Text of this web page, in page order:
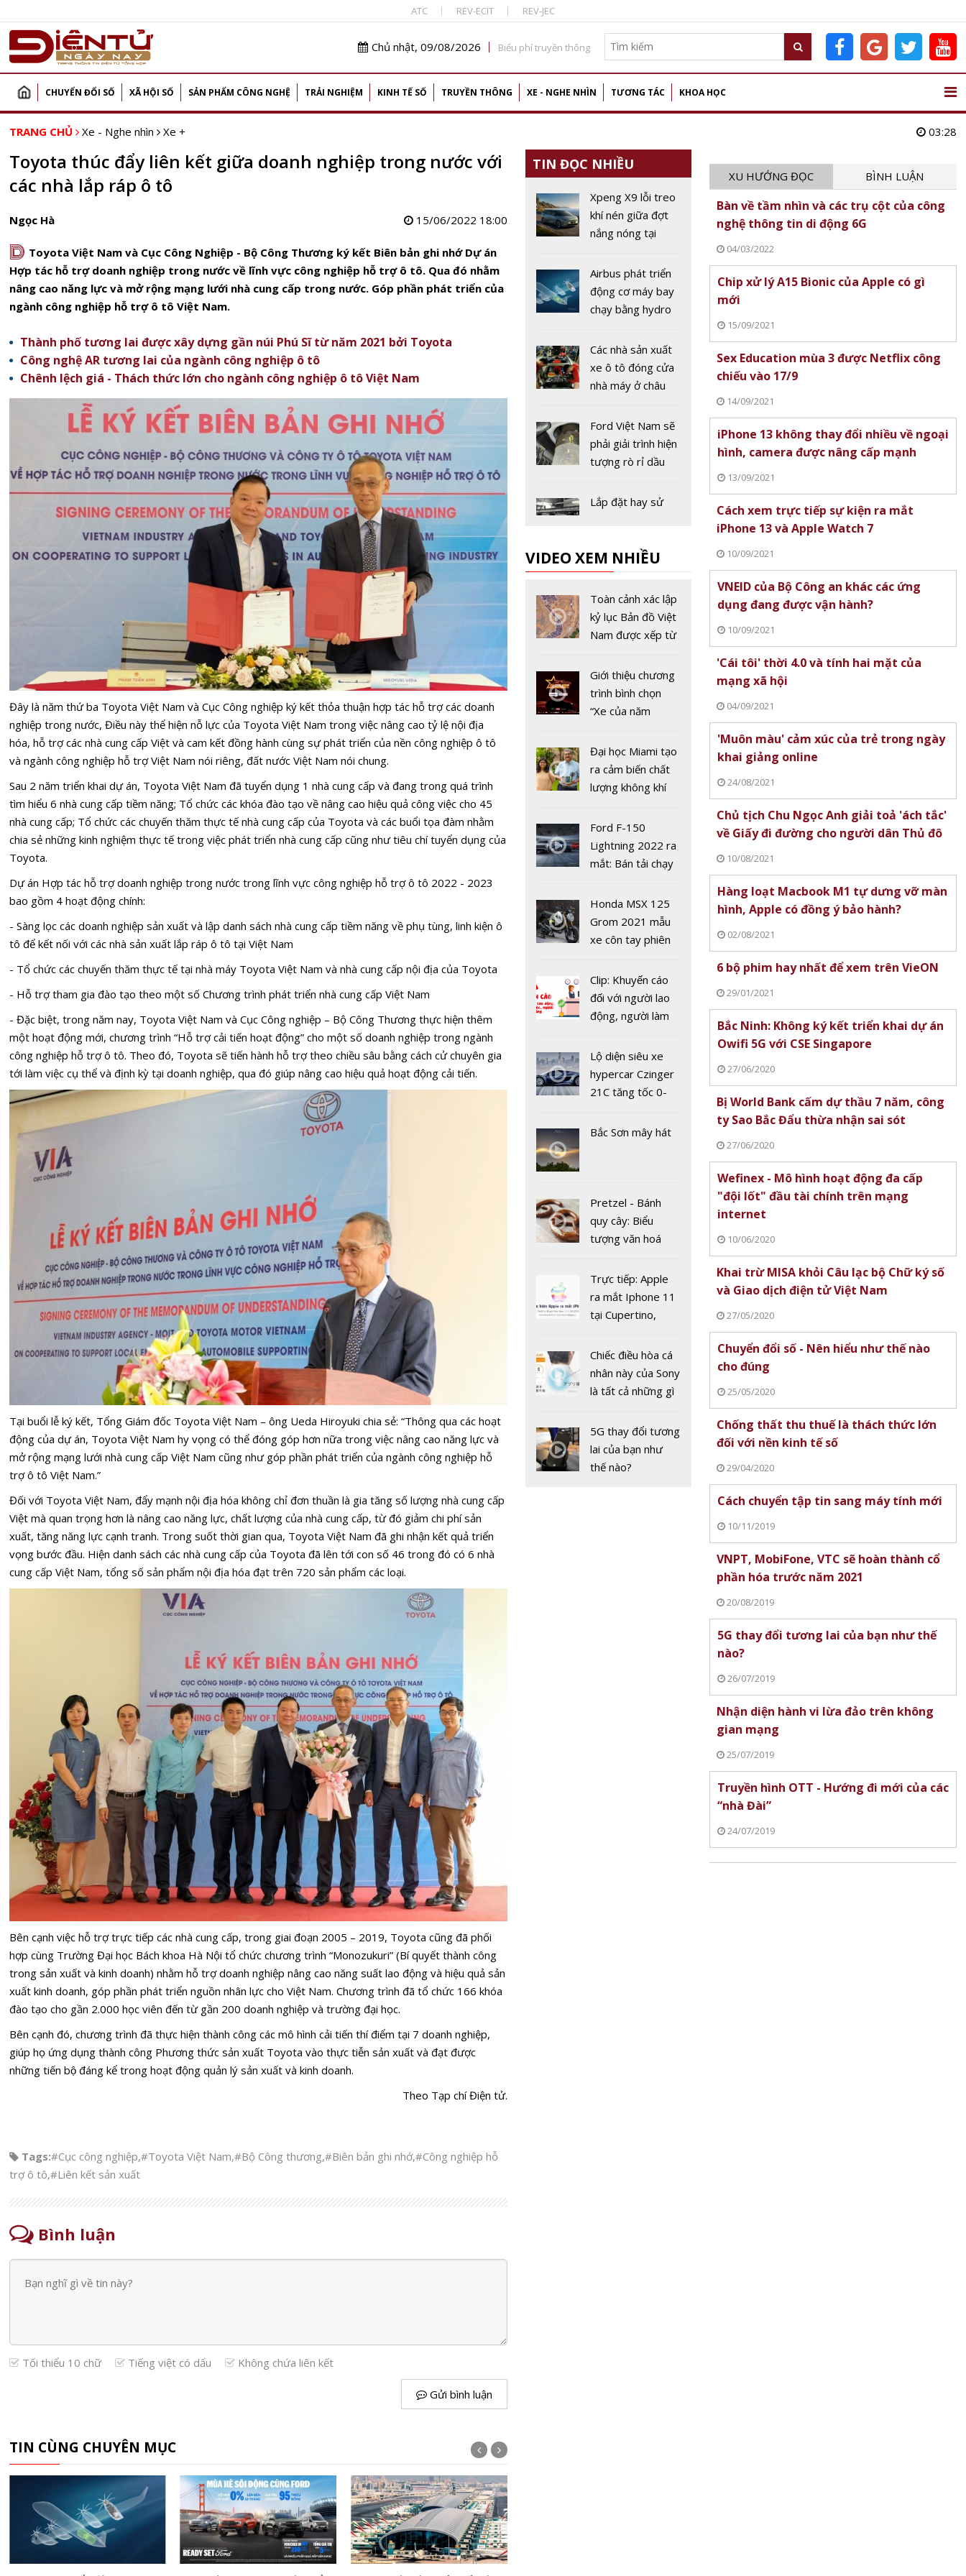
ATC REV-ECIT REV-JEC
Chủ nhật, 09/08/2026 Biểu phí truyền thông
CHUYỂN ĐỔI SỐ XÃ HỘI SỐ SẢN PHẨM CÔNG NGHỆ TRẢI NGHIỆM KINH TẾ SỐ TRUYỀN THÔNG XE - NGHE NHÌN TƯƠNG TÁC KHOA HỌC
TRANG CHỦ Xe - Nghe nhìn Xe + 03:28
Toyota thúc đẩy liên kết giữa doanh nghiệp trong nước với
các nhà lắp ráp ô tô
Ngọc Hà 15/06/2022 18:00
D Toyota Việt Nam và Cục Công Nghiệp - Bộ Công Thương ký kết Biên bản ghi nhớ Dự án
Hợp tác hỗ trợ doanh nghiệp trong nước về lĩnh vực công nghiệp hỗ trợ ô tô. Qua đó nhằm
nâng cao năng lực và mở rộng mạng lưới nhà cung cấp trong nước. Góp phần phát triển của
ngành công nghiệp hỗ trợ ô tô Việt Nam.
Thành phố tương lai được xây dựng gần núi Phú Sĩ từ năm 2021 bởi Toyota
Công nghệ AR tương lai của ngành công nghiệp ô tô
Chênh lệch giá - Thách thức lớn cho ngành công nghiệp ô tô Việt Nam
Đây là năm thứ ba Toyota Việt Nam và Cục Công nghiệp ký kết thỏa thuận hợp tác hỗ trợ các doanh
nghiệp trong nước, Điều này thể hiện nỗ lực của Toyota Việt Nam trong việc nâng cao tỷ lệ nội địa
hóa, hỗ trợ các nhà cung cấp Việt và cam kết đồng hành cùng sự phát triển của nền công nghiệp ô tô
và ngành công nghiệp hỗ trợ Việt Nam nói riêng, đất nước Việt Nam nói chung.
Sau 2 năm triển khai dự án, Toyota Việt Nam đã tuyển dụng 1 nhà cung cấp và đang trong quá trình
tìm hiểu 6 nhà cung cấp tiềm năng; Tổ chức các khóa đào tạo về nâng cao hiệu quả công việc cho 45
nhà cung cấp; Tổ chức các chuyến thăm thực tế nhà cung cấp của Toyota và các buổi tọa đàm nhằm
chia sẻ những kinh nghiệm thực tế trong việc phát triển nhà cung cấp cũng như tiêu chí tuyển dụng của
Toyota.
Dự án Hợp tác hỗ trợ doanh nghiệp trong nước trong lĩnh vực công nghiệp hỗ trợ ô tô 2022 - 2023
bao gồm 4 hoạt động chính:
- Sàng lọc các doanh nghiệp sản xuất và lập danh sách nhà cung cấp tiềm năng về phụ tùng, linh kiện ô
tô để kết nối với các nhà sản xuất lắp ráp ô tô tại Việt Nam
- Tổ chức các chuyến thăm thực tế tại nhà máy Toyota Việt Nam và nhà cung cấp nội địa của Toyota
- Hỗ trợ tham gia đào tạo theo một số Chương trình phát triển nhà cung cấp Việt Nam
- Đặc biệt, trong năm nay, Toyota Việt Nam và Cục Công nghiệp – Bộ Công Thương thực hiện thêm
một hoạt động mới, chương trình “Hỗ trợ cải tiến hoạt động” cho một số doanh nghiệp trong ngành
công nghiệp hỗ trợ ô tô. Theo đó, Toyota sẽ tiến hành hỗ trợ theo chiều sâu bằng cách cử chuyên gia
tới làm việc cụ thể và định kỳ tại doanh nghiệp, qua đó giúp nâng cao hiệu quả hoạt động cải tiến.
Tại buổi lễ ký kết, Tổng Giám đốc Toyota Việt Nam – ông Ueda Hiroyuki chia sẻ: “Thông qua các hoạt
động của dự án, Toyota Việt Nam hy vọng có thể đóng góp hơn nữa trong việc nâng cao năng lực và
mở rộng mạng lưới nhà cung cấp Việt Nam cũng như góp phần phát triển của ngành công nghiệp hỗ
trợ ô tô Việt Nam.”
Đối với Toyota Việt Nam, đẩy mạnh nội địa hóa không chỉ đơn thuần là gia tăng số lượng nhà cung cấp
Việt mà quan trọng hơn là nâng cao năng lực, chất lượng của nhà cung cấp, từ đó giảm chi phí sản
xuất, tăng năng lực cạnh tranh. Trong suốt thời gian qua, Toyota Việt Nam đã ghi nhận kết quả triển
vọng bước đầu. Hiện danh sách các nhà cung cấp của Toyota đã lên tới con số 46 trong đó có 6 nhà
cung cấp Việt Nam, tổng số sản phẩm nội địa hóa đạt trên 720 sản phẩm các loại.
Bên cạnh việc hỗ trợ trực tiếp các nhà cung cấp, trong giai đoạn 2005 – 2019, Toyota cũng đã phối
hợp cùng Trường Đại học Bách khoa Hà Nội tổ chức chương trình “Monozukuri” (Bí quyết thành công
trong sản xuất và kinh doanh) nhằm hỗ trợ doanh nghiệp nâng cao năng suất lao động và hiệu quả sản
xuất kinh doanh, góp phần phát triển nguồn nhân lực cho Việt Nam. Chương trình đã tổ chức 166 khóa
đào tạo cho gần 2.000 học viên đến từ gần 200 doanh nghiệp và trường đại học.
Bên cạnh đó, chương trình đã thực hiện thành công các mô hình cải tiến thí điểm tại 7 doanh nghiệp,
giúp họ ứng dụng thành công Phương thức sản xuất Toyota vào thực tiễn sản xuất và đạt được
những tiến bộ đáng kể trong hoạt động quản lý sản xuất và kinh doanh.
Theo Tạp chí Điện tử.
Tags:#Cục công nghiệp,#Toyota Việt Nam,#Bộ Công thương,#Biên bản ghi nhớ,#Công nghiệp hỗ
trợ ô tô,#Liên kết sản xuất
Bình luận
Tối thiểu 10 chữ Tiếng việt có dấu Không chứa liên kết
Gửi bình luận
TIN CÙNG CHUYÊN MỤC
TIN ĐỌC NHIỀU
Xpeng X9 lỗi treo
khí nén giữa đợt
nắng nóng tại
Airbus phát triển
động cơ máy bay
chạy bằng hydro
giới
Các nhà sản xuất
xe ô tô đóng cửa
nhà máy ở châu
19
Ford Việt Nam sẽ
phải giải trình hiện
tượng rò rỉ dầu
trước ngày 16/3
Lắp đặt hay sử
xử phạt thế nào?
Nguyên nhân đèn
báo phanh ô tô
sáng và kinh
biết
Show 2019: Dòng
xe Volvo có gì đặc
biệt
Mitsubishi T&T
Hải Dương tổ
chức chương trình
mới
Winner X với
Yamaha Exciter
RC ngày càng
ExMotion: Có
xứng đáng 105
triệu đồng?
VIDEO XEM NHIỀU
Toàn cảnh xác lập
kỷ lục Bản đồ Việt
Nam được xếp từ
năm 2022
Giới thiệu chương
trình bình chọn
“Xe của năm
Đại học Miami tạo
ra cảm biến chất
lượng không khí
19
Ford F-150
Lightning 2022 ra
mắt: Bán tải chạy
chưa đến 40 nghìn
USD
Honda MSX 125
Grom 2021 mẫu
xe côn tay phiên
Clip: Khuyến cáo
đối với người lao
động, người làm
hàng tại khu dịch
vụ trong dịch
Covid-19
Lộ diện siêu xe
hypercar Czinger
21C tăng tốc 0-
2 giây
Bắc Sơn mây hát
Pretzel - Bánh
quy cây: Biểu
tượng văn hoá
tranh cãi về nguồn
gốc
Trực tiếp: Apple
ra mắt Iphone 11
tại Cupertino,
Chiếc điều hòa cá
nhân này của Sony
là tất cả những gì
sót qua mùa hè
nóng nực
5G thay đổi tương
lai của bạn như
thế nào?
XU HƯỚNG ĐỌC BÌNH LUẬN
Bàn về tầm nhìn và các trụ cột của công
nghệ thông tin di động 6G
04/03/2022
Chip xử lý A15 Bionic của Apple có gì
mới
15/09/2021
Sex Education mùa 3 được Netflix công
chiếu vào 17/9
14/09/2021
iPhone 13 không thay đổi nhiều về ngoại
hình, camera được nâng cấp mạnh
13/09/2021
Cách xem trực tiếp sự kiện ra mắt
iPhone 13 và Apple Watch 7
10/09/2021
VNEID của Bộ Công an khác các ứng
dụng đang được vận hành?
10/09/2021
'Cái tôi' thời 4.0 và tính hai mặt của
mạng xã hội
04/09/2021
'Muôn màu' cảm xúc của trẻ trong ngày
khai giảng online
24/08/2021
Chủ tịch Chu Ngọc Anh giải toả 'ách tắc'
về Giấy đi đường cho người dân Thủ đô
10/08/2021
Hàng loạt Macbook M1 tự dưng vỡ màn
hình, Apple có đồng ý bảo hành?
02/08/2021
6 bộ phim hay nhất để xem trên VieON
29/01/2021
Bắc Ninh: Không ký kết triển khai dự án
Owifi 5G với CSE Singapore
27/06/2020
Bị World Bank cấm dự thầu 7 năm, công
ty Sao Bắc Đẩu thừa nhận sai sót
27/06/2020
Wefinex - Mô hình hoạt động đa cấp
"đội lốt" đầu tài chính trên mạng
internet
10/06/2020
Khai trừ MISA khỏi Câu lạc bộ Chữ ký số
và Giao dịch điện tử Việt Nam
27/05/2020
Chuyển đổi số - Nên hiểu như thế nào
cho đúng
25/05/2020
Chống thất thu thuế là thách thức lớn
đối với nền kinh tế số
29/04/2020
Cách chuyển tập tin sang máy tính mới
10/11/2019
VNPT, MobiFone, VTC sẽ hoàn thành cổ
phần hóa trước năm 2021
20/08/2019
5G thay đổi tương lai của bạn như thế
nào?
26/07/2019
Nhận diện hành vi lừa đảo trên không
gian mạng
25/07/2019
Truyền hình OTT - Hướng đi mới của các
“nhà Đài”
24/07/2019